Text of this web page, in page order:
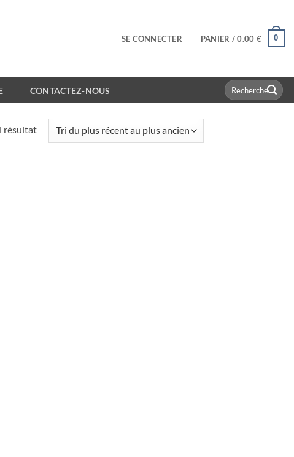
SE CONNECTER PANIER /0.00 € 0
CONTACTEZ-NOUS
Recherche
pour :
résultat